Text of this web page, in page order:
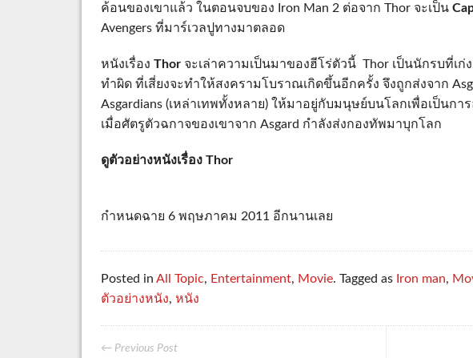
ค้อนของเขาแล้ว ในตอนจบของ Iron Man 2 ต่อจาก Thor จะเป็น
Avengers ที่มาร์เวลปูทางมาตลอด
หนังเรื่องThor จะเล่าความเป็นมาของฮีโร่ตัวนี้ Thor เป็นนักรบที่เ
ทำผิด ที่เสี่ยงจะทำให้สงครามโบราณเกิดขึ้นอีกครั้ง จึงถูกส่งจาก
Asgardians (เหล่าเทพทั้งหลาย) ให้มาอยู่กับมนุษย์บนโลกเพื่อเป็นกา
เมื่อศัตรูตัวฉกาจของเขาจาก Asgard กำลังส่งกองทัพมาบุกโลก
ดูตัวอย่างหนังเรื่อง Thor
กำหนดฉาย 6 พฤษภาคม 2011 อีกนานเลย
Posted inAll Topic, Entertainment, Movie. Tagged as Iron man,
ตัวอย่างหนัง,หนัง
← Previous Post